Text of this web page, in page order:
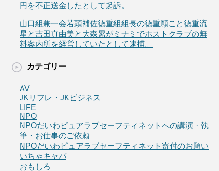
円を不正送金したとして起訴。
山口組兼一会若頭補佐徳重組組長の徳重願こと徳重流
星と吉田真由美と大森累がミナミでホストクラブの無
料案内所を経営していたとして逮捕。
カテゴリー
AV
JKリフレ・JKビジネス
LIFE
NPO
NPOだいわピュアラブセーフティネットへの講演・執
筆・お仕事のご依頼
NPOだいわピュアラブセーフティネット寄付のお願い
いちゃキャバ
おもしろ